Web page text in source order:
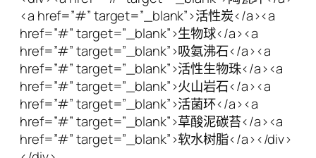
<a href=”#” target=”_blank”>活性炭</a><a
href=”#” target=”_blank”>生物球</a><a
href=”#” target=”_blank”>吸氨沸石</a><a
href=”#” target=”_blank”>活性生物珠</a><a
href=”#” target=”_blank”>火山岩石</a><a
href=”#” target=”_blank”>活菌环</a><a
href=”#” target=”_blank”>草酸泥碳苔</a><a
href=”#” target=”_blank”>软水树脂</a></div>